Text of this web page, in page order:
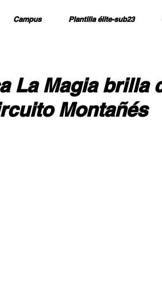
Campus Plantilla élite-sub23
La Magia brilla
Montañés